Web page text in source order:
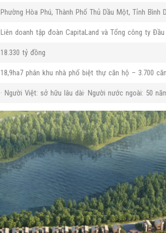
Phường Hòa Phú, Thành Phố Thủ Dầu Một, Tỉnh Bình
Liên doanh tập đoàn CapitaLand và Tổng công ty
18.330 tỷ đồng
18,9ha7 phân khu nhà phố biệt thự căn hộ – 3.700
· Người Việt: sở hữu lâu dài· Người nước ngoài: 50